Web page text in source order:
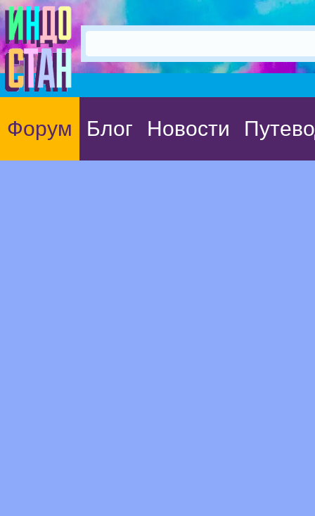
Форум Блог Новости